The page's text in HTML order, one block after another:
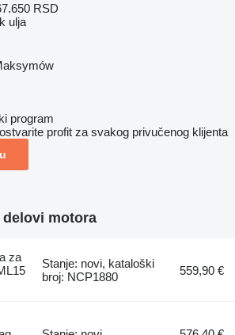
RSD
ulja
program
profit za svakog privučenog klijenta
delovi motora
za
Stanje: novi, kataloški
broj: NCP1880
559,90 €